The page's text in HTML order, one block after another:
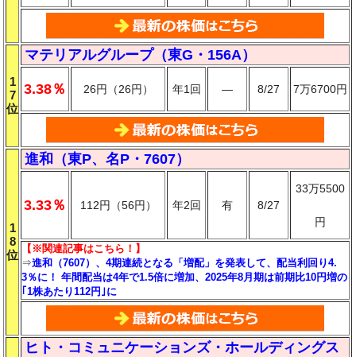
1
7
位
マテリアルグループ（東G・156A）
3.38％ 26円（26円） 年1回 ― 8/27 7万6700円
1
8
位
進和（東P、名P・7607）
3.33％ 112円（56円） 年2回 有 8/27
33万5500
円
【※関連記事はこちら！】
⇒進和（7607）、4期連続となる「増配」を発表して、配当利回り4.
3％に！ 年間配当は4年で1.5倍に増加、2025年8月期は前期比10円増の
｢1株あたり112円｣に
ヒト・コミュニケーションズ・ホールディングス